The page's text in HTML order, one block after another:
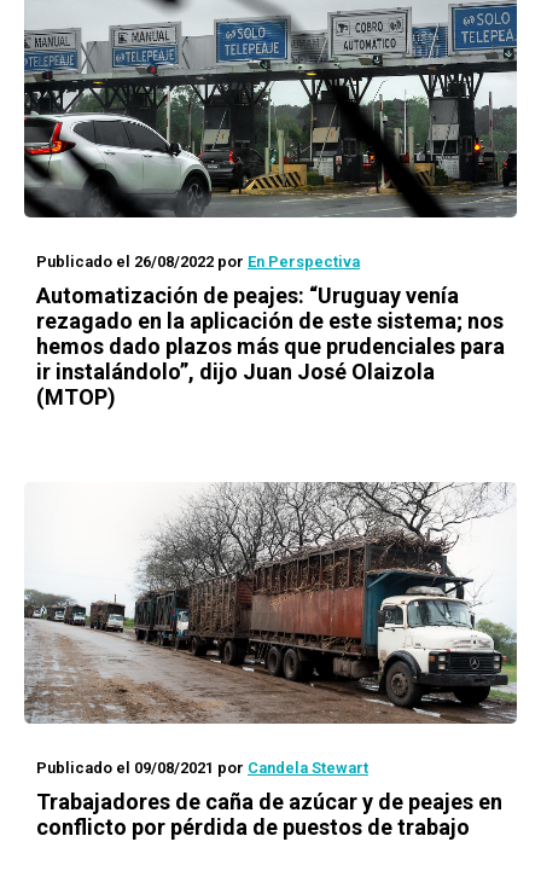
Publicado el 26/08/2022 por En Perspectiva
Automatización de peajes: “Uruguay venía
rezagado en la aplicación de este sistema; nos
hemos dado plazos más que prudenciales para
ir instalándolo”, dijo Juan José Olaizola
(MTOP)
Publicado el 09/08/2021 por Candela Stewart
Trabajadores de caña de azúcar y de peajes en
conflicto por pérdida de puestos de trabajo